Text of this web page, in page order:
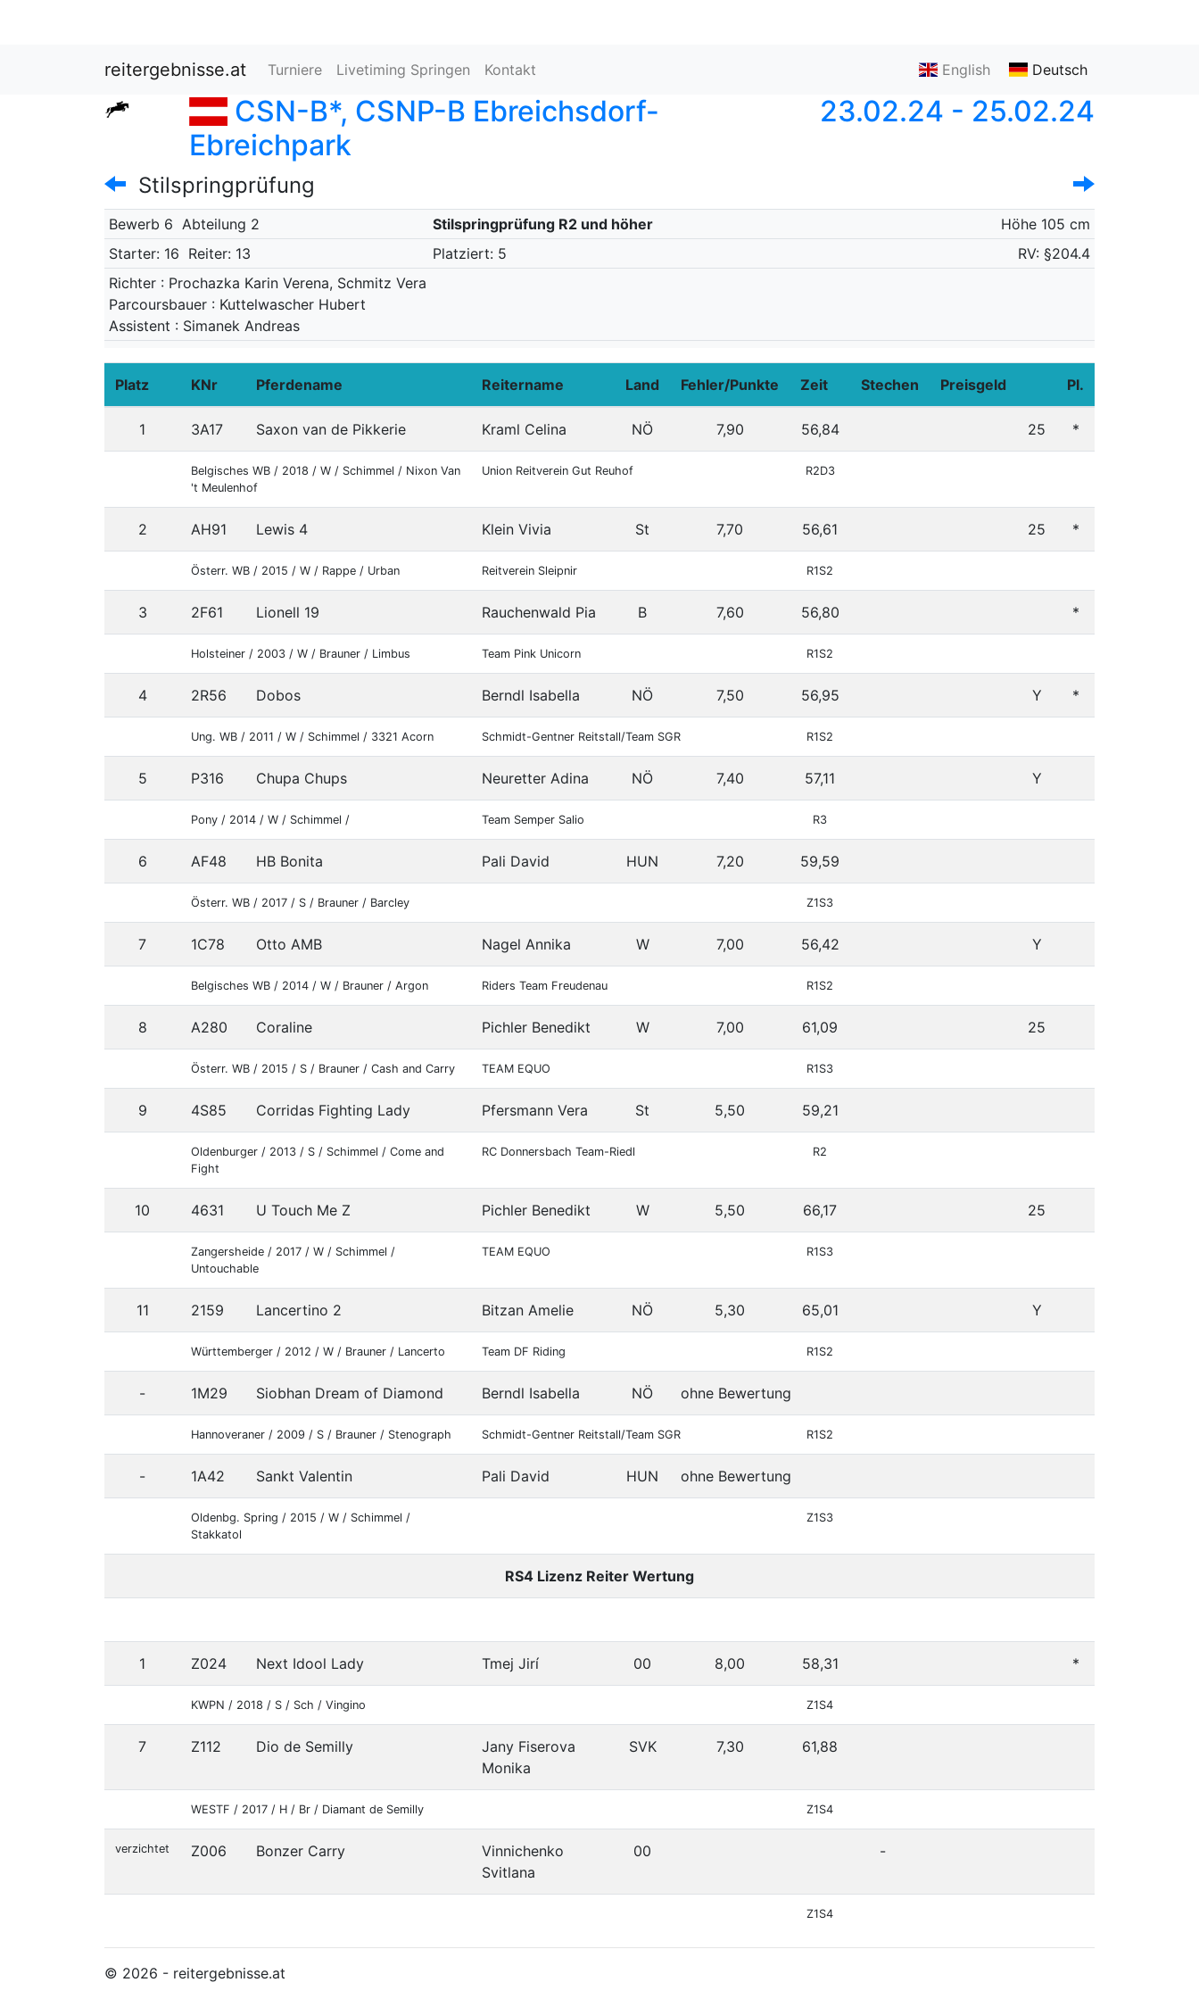
reitergebnisse.at Turniere Livetiming Springen Kontakt English Deutsch
CSN-B*, CSNP-B Ebreichsdorf-
Ebreichpark
23.02.24 - 25.02.24
Stilspringprüfung
Bewerb 6 Abteilung 2 Stilspringprüfung R2 und höher
Höhe 105 cm
Starter: 16 Reiter: 13 Platziert: 5
RV: §204.4
Richter : Prochazka Karin Verena, Schmitz Vera
Parcoursbauer : Kuttelwascher Hubert
Assistent : Simanek Andreas
Platz KNr Pferdename Reitername Land Fehler/Punkte Zeit Stechen Preisgeld Pl.
1 3A17 Saxon van de Pikkerie Kraml Celina NÖ 7,90 56,84 25 *
Belgisches WB / 2018 / W / Schimmel / Nixon Van
't Meulenhof
Union Reitverein Gut Reuhof R2D3
2 AH91 Lewis 4 Klein Vivia St 7,70 56,61 25 *
Österr. WB / 2015 / W / Rappe / Urban Reitverein Sleipnir R1S2
3 2F61 Lionell 19 Rauchenwald Pia B 7,60 56,80 *
Holsteiner / 2003 / W / Brauner / Limbus Team Pink Unicorn R1S2
4 2R56 Dobos Berndl Isabella NÖ 7,50 56,95 Y *
Ung. WB / 2011 / W / Schimmel / 3321 Acorn Schmidt-Gentner Reitstall/Team SGR R1S2
5 P316 Chupa Chups Neuretter Adina NÖ 7,40 57,11 Y
Pony / 2014 / W / Schimmel / Team Semper Salio R3
6 AF48 HB Bonita Pali David HUN 7,20 59,59
Österr. WB / 2017 / S / Brauner / Barcley Z1S3
7 1C78 Otto AMB Nagel Annika W 7,00 56,42 Y
Belgisches WB / 2014 / W / Brauner / Argon Riders Team Freudenau R1S2
8 A280 Coraline Pichler Benedikt W 7,00 61,09 25
Österr. WB / 2015 / S / Brauner / Cash and Carry TEAM EQUO R1S3
9 4S85 Corridas Fighting Lady Pfersmann Vera St 5,50 59,21
Oldenburger / 2013 / S / Schimmel / Come and
Fight
RC Donnersbach Team-Riedl R2
10 4631 U Touch Me Z Pichler Benedikt W 5,50 66,17 25
Zangersheide / 2017 / W / Schimmel /
Untouchable
TEAM EQUO R1S3
11 2159 Lancertino 2 Bitzan Amelie NÖ 5,30 65,01 Y
Württemberger / 2012 / W / Brauner / Lancerto Team DF Riding R1S2
- 1M29 Siobhan Dream of Diamond Berndl Isabella NÖ ohne Bewertung
Hannoveraner / 2009 / S / Brauner / Stenograph Schmidt-Gentner Reitstall/Team SGR R1S2
- 1A42 Sankt Valentin Pali David HUN ohne Bewertung
Oldenbg. Spring / 2015 / W / Schimmel /
Stakkatol
Z1S3
RS4 Lizenz Reiter Wertung
1 Z024 Next Idool Lady Tmej Jirí 00 8,00 58,31 *
KWPN / 2018 / S / Sch / Vingino Z1S4
7 Z112 Dio de Semilly
Jany Fiserova
Monika
SVK 7,30 61,88
WESTF / 2017 / H / Br / Diamant de Semilly Z1S4
verzichtet Z006 Bonzer Carry
Vinnichenko
Svitlana
00 -
Z1S4
© 2026 - reitergebnisse.at